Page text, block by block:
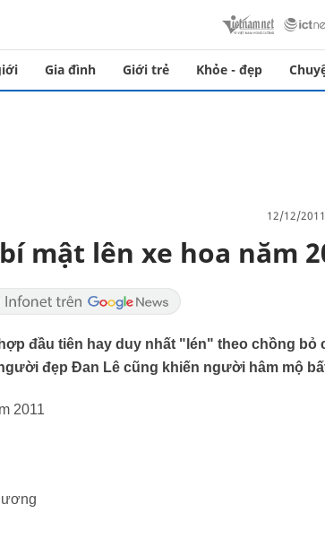
Gia đình Giới trẻ Khỏe - đẹp
12/12/
mật lên xe hoa năm
đầu tiên hay duy nhất "lén" theo chồng bỏ
đẹp Đan Lê cũng khiến người hâm mộ
2011